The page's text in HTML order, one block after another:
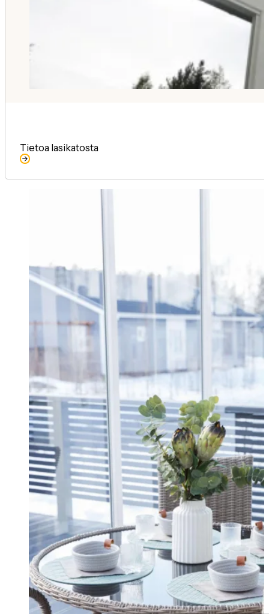
Tietoa lasikatosta